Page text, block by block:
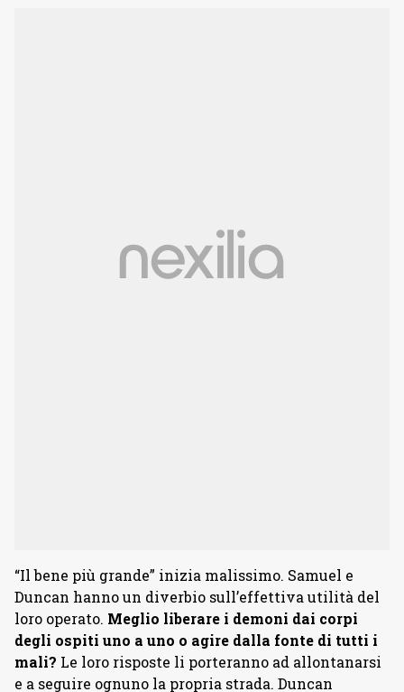
“Il bene più grande” inizia malissimo. Samuel e
Duncan hanno un diverbio sull’effettiva utilità del
loro operato. Meglio liberare i demoni dai corpi
degli ospiti uno a uno o agire dalla fonte di tutti i
mali? Le loro risposte li porteranno ad allontanarsi
e a seguire ognuno la propria strada. Duncan